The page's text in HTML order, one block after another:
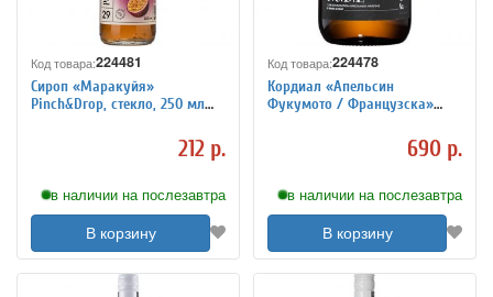
Код товара:224481
Сироп «Маракуйя»
Pinch&Drop, стекло, 250 мл
212 р.
в наличии на послезавтра
В корзину
Код товара:224478
Кордиал «Апельсин
Фукумото / Французска»
690 р.
в наличии на послезавтра
В корзину